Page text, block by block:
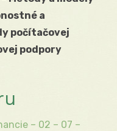
a
počítačovej
podpory
– 02 – 07 –